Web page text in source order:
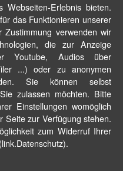
Erlebnis bieten.
das Funktionieren unserer
verwenden wir
die zur Anzeige
Youtube, Audios über
...) oder zu anonymen
Sie können selbst
zulassen möchten. Bitte
Einstellungen womöglich
Seite zur Verfügung stehen.
zum Widerruf Ihrer